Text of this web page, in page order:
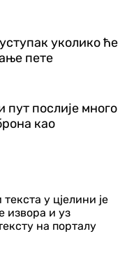
уколико ће
пете
пут послије много
као
у цјелини је
извора и уз
на порталу